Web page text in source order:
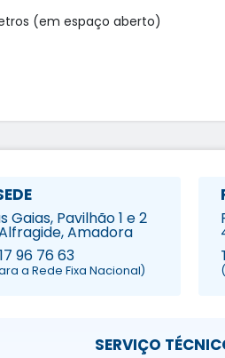
(em espaço aberto)
Gaias, Pavilhão 1 e 2
Amadora
96 76 63
a Rede Fixa Nacional)
SERVIÇO